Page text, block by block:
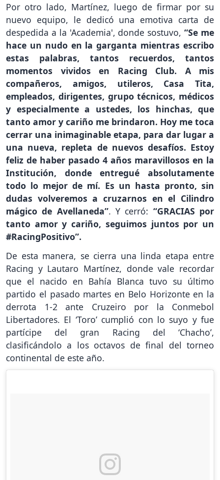
Por otro lado, Martínez, luego de firmar por su
nuevo equipo, le dedicó una emotiva carta de
despedida a la 'Academia', donde sostuvo,“Se me
hace un nudo en la garganta mientras escribo
estas palabras, tantos recuerdos, tantos
momentos vividos en Racing Club. A mis
compañeros, amigos, utileros, Casa Tita,
empleados, dirigentes, grupo técnicos, médicos
y especialmente a ustedes, los hinchas, que
tanto amor y cariño me brindaron. Hoy me toca
cerrar una inimaginable etapa, para dar lugar a
una nueva, repleta de nuevos desafíos. Estoy
feliz de haber pasado 4 años maravillosos en la
Institución, donde entregué absolutamente
todo lo mejor de mí. Es un hasta pronto, sin
dudas volveremos a cruzarnos en el Cilindro
mágico de Avellaneda”. Y cerró: “GRACIAS por
tanto amor y cariño, seguimos juntos por un
#RacingPositivo”.
De esta manera, se cierra una linda etapa entre
Racing y Lautaro Martínez, donde vale recordar
que el nacido en Bahía Blanca tuvo su último
partido el pasado martes en Belo Horizonte en la
derrota 1-2 ante Cruzeiro por la Conmebol
Libertadores. El ‘Toro’ cumplió con lo suyo y fue
partícipe del gran Racing del ‘Chacho’,
clasificándolo a los octavos de final del torneo
continental de este año.